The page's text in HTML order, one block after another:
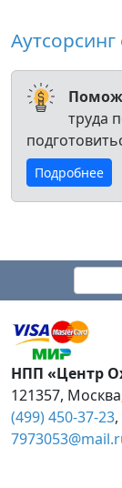
труда
Подробнее
НПП «Центр
121357, Москва
(499) 450-37-23,